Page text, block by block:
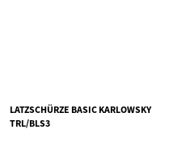
LATZSCHÜRZE BASIC KARLOWSKY
TRL/BLS3